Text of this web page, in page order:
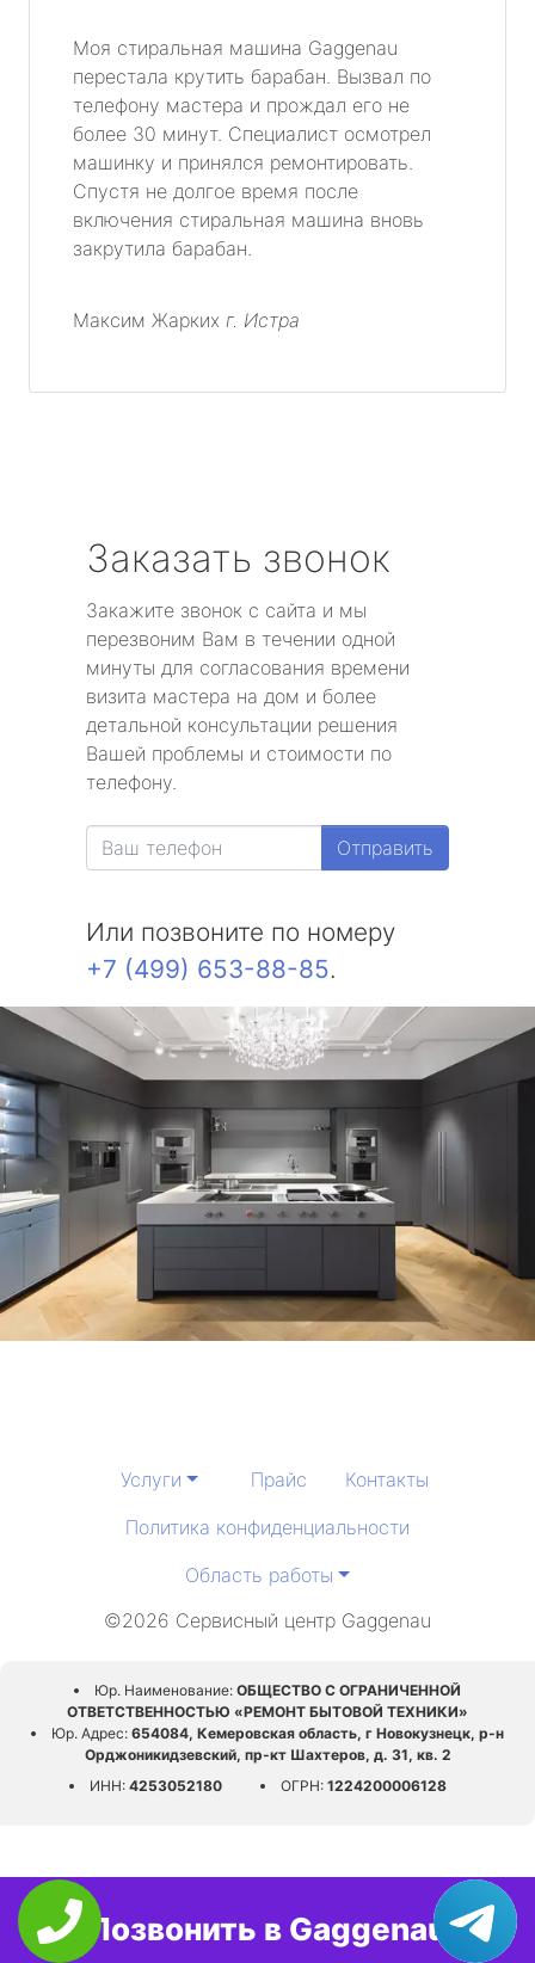
Моя стиральная машина Gaggenau
перестала крутить барабан. Вызвал по
телефону мастера и прождал его не
более 30 минут. Специалист осмотрел
машинку и принялся ремонтировать.
Спустя не долгое время после
включения стиральная машина вновь
закрутила барабан.
Максим Жарких г. Истра
Заказать звонок
Закажите звонок с сайта и мы
перезвоним Вам в течении одной
минуты для согласования времени
визита мастера на дом и более
детальной консультации решения
Вашей проблемы и стоимости по
телефону.
Отправить
Или позвоните по номеру
+7 (499) 653-88-85.
Услуги Прайс
Контакты
Политика конфиденциальности
Область работы
©2026 Сервисный центр Gaggenau
Юр. Наименование: ОБЩЕСТВО С ОГРАНИЧЕННОЙ
ОТВЕТСТВЕННОСТЬЮ «РЕМОНТ БЫТОВОЙ ТЕХНИКИ»
Юр. Адрес: 654084, Кемеровская область, г Новокузнецк, р-н
Орджоникидзевский, пр-кт Шахтеров, д. 31, кв. 2
ИНН: 4253052180 ОГРН: 1224200006128
Позвонить в Gaggenau